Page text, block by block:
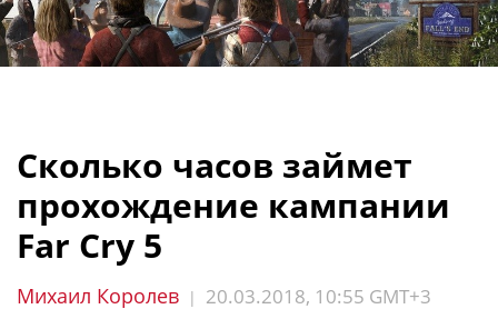
Сколько часов займет
прохождение кампании
Far Cry 5
Михаил Королев | 20.03.2018, 10:55 GMT+3